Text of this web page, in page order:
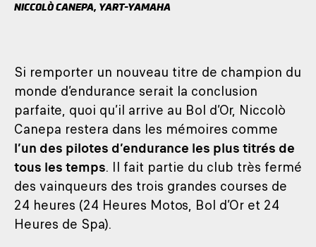
NICCOLÒ CANEPA, YART-YAMAHA
Si remporter un nouveau titre de champion du
monde d’endurance serait la conclusion
parfaite, quoi qu’il arrive au Bol d’Or, Niccolò
Canepa restera dans les mémoires comme
l’un des pilotes d’endurance les plus titrés de
tous les temps. Il fait partie du club très fermé
des vainqueurs des trois grandes courses de
24 heures (24 Heures Motos, Bol d’Or et 24
Heures de Spa).